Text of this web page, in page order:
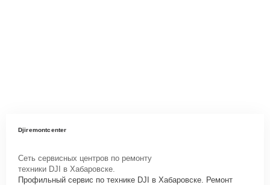
Djiremontcenter
Сеть сервисных центров по ремонту
техники DJI в Хабаровске.
Профильный сервис по технике DJI в Хабаровске. Ремонт